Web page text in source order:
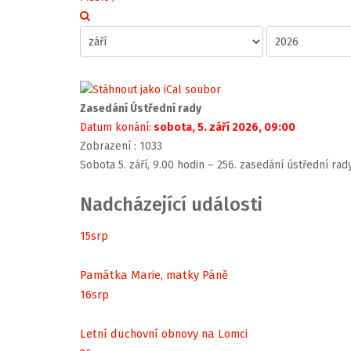
Zasedání Ústřední rady
Datum konání: sobota, 5. září 2026, 09:00
Zobrazení : 1033
Sobota 5. září, 9.00 hodin – 256. zasedání ústřední
Nadcházející události
15srp
Památka Marie, matky Páně
16srp
Letní duchovní obnovy na Lomci